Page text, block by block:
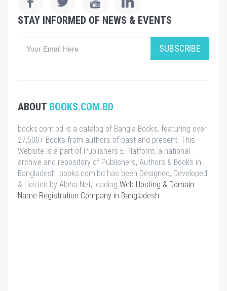
STAY INFORMED OF NEWS & EVENTS
SUBSCRIBE
ABOUT BOOKS.COM.BD
books.com.bd is a catalog of Bangla Books, featuring over
27,500+ Books from authors of past and present. This
Website is a part of Publishers E-Platform, a national
archive and repository of Publishers, Authors & Books in
Bangladesh. books.com.bd has been Designed, Developed
& Hosted by Alpha Net, leading Web Hosting & Domain
Name Registration Company in Bangladesh.